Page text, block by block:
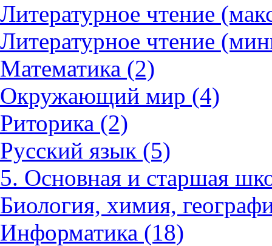
Литературное чтение
Литературное чтение
Математика (2)
Окружающий мир (4)
Риторика (2)
Русский язык (5)
5. Основная и старшая
Биология, химия,
Информатика (18)